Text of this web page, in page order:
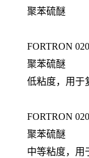
聚苯硫醚
FORTRON
聚苯硫醚
低粘度，用于
FORTRON
聚苯硫醚
中等粘度，用